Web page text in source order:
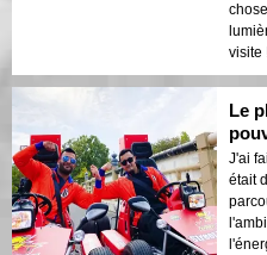
visite
Le
J'ai
était